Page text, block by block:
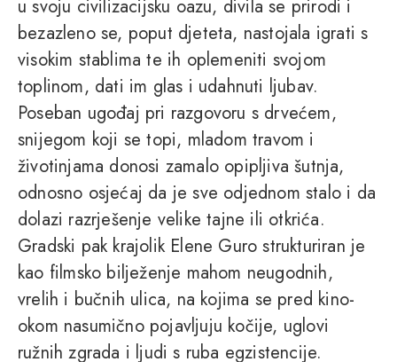
u svoju civilizacijsku oazu, divila se prirodi i
bezazleno se, poput djeteta, nastojala igrati s
visokim stablima te ih oplemeniti svojom
toplinom, dati im glas i udahnuti ljubav.
Poseban ugođaj pri razgovoru s drvećem,
snijegom koji se topi, mladom travom i
životinjama donosi zamalo opipljiva šutnja,
odnosno osjećaj da je sve odjednom stalo i da
dolazi razrješenje velike tajne ili otkrića.
Gradski pak krajolik Elene Guro strukturiran je
kao filmsko bilježenje mahom neugodnih,
vrelih i bučnih ulica, na kojima se pred kino-
okom nasumično pojavljuju kočije, uglovi
ružnih zgrada i ljudi s ruba egzistencije.